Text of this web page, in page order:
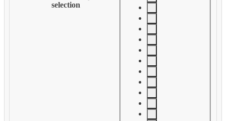
selection